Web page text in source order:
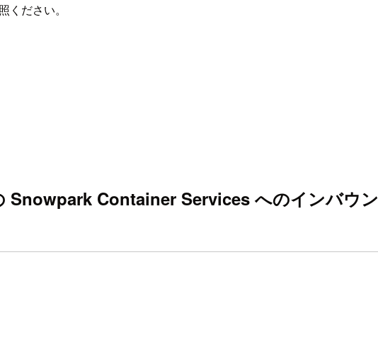
ださい。
Snowpark Container Services へのインバウ